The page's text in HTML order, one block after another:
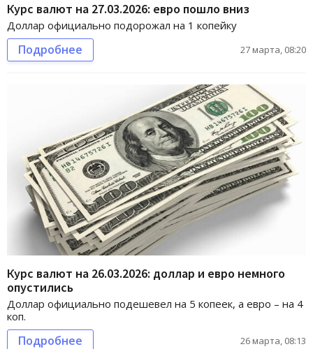
Курс валют на 27.03.2026: евро пошло вниз
Доллар официально подорожал на 1 копейку
Подробнее 27 марта, 08:20
Курс валют на 26.03.2026: доллар и евро немного
опустились
Доллар официально подешевел на 5 копеек, а евро – на 4
коп.
Подробнее 26 марта, 08:13